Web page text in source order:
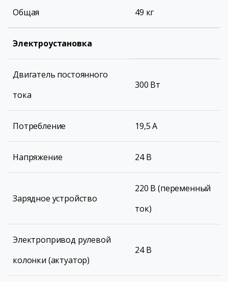
Общая 49 кг
Электроустановка
Двигатель постоянного
тока
300 Вт
Потребление 19,5 А
Напряжение 24 В
Зарядное устройство
220 В (переменный
ток)
Электропривод рулевой
колонки (актуатор)
24 В